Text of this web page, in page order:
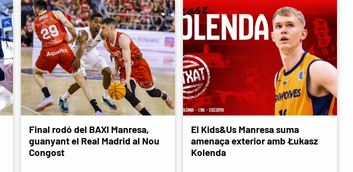
Final rodó del BAXI Manresa,
guanyant el Real Madrid al Nou
Congost
El Kids&Us Manresa suma
amenaça exterior amb Łukasz
Kolenda